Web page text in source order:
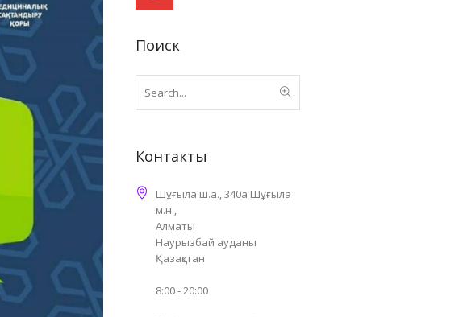
Поиск
Контакты
Шұғыла ш.а., 340а Шұғыла
м.н.,
Алматы
Наурызбай ауданы
Қазақстан
8:00 - 20:00